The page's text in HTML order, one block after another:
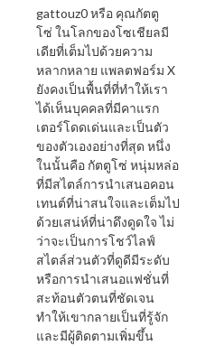
gattouz0 หรือ คุณกัตตู
โซ่ ในโลกของโซเชียลมี
เดียที่เต็มไปด้วยความ
หลากหลาย แพลตฟอร์ม X
ยังคงเป็นพื้นที่ที่ทำให้เรา
ได้เห็นบุคคลที่มีคาแรก
เตอร์โดดเด่นและเป็นตัว
ของตัวเองอย่างที่สุด หนึ่ง
ในนั้นคือ กัตตูโซ่ หนุ่มหล่อ
ที่มีสไตล์การนำเสนอคอน
เทนต์ที่น่าสนใจและเต็มไป
ด้วยเสน่ห์ที่น่าดึงดูดใจ ไม่
ว่าจะเป็นการโชว์ไลฟ์
สไตล์ส่วนตัวที่ดูดีมีระดับ
หรือการนำเสนอแฟชั่นที่
สะท้อนตัวตนที่ชัดเจน
ทำให้เขากลายเป็นที่รู้จัก
และมีผู้ติดตามเพิ่มขึ้น